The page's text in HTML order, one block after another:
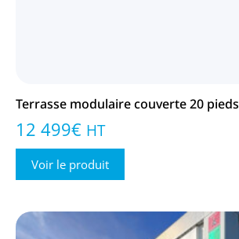
Terrasse modulaire couverte 20 pieds
12 499€ HT
Voir le produit